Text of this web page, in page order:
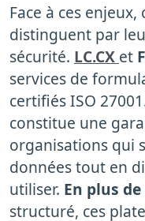
Face à ces
distinguent par
sécurité. LC.CX et
services de
certifiés ISO
constitue une
organisations qui
données tout en
utiliser. En plus
structuré, ces